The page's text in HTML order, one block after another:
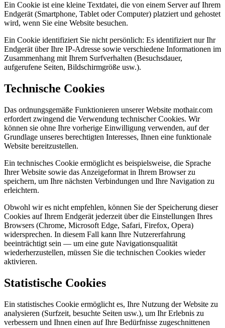
Ein Cookie ist eine kleine Textdatei, die von einem Server auf Ihrem
Endgerät (Smartphone, Tablet oder Computer) platziert und gehostet
wird, wenn Sie eine Website besuchen.
Ein Cookie identifiziert Sie nicht persönlich: Es identifiziert nur Ihr
Endgerät über Ihre IP-Adresse sowie verschiedene Informationen im
Zusammenhang mit Ihrem Surfverhalten (Besuchsdauer,
aufgerufene Seiten, Bildschirmgröße usw.).
Technische Cookies
Das ordnungsgemäße Funktionieren unserer Website mothair.com
erfordert zwingend die Verwendung technischer Cookies. Wir
können sie ohne Ihre vorherige Einwilligung verwenden, auf der
Grundlage unseres berechtigten Interesses, Ihnen eine funktionale
Website bereitzustellen.
Ein technisches Cookie ermöglicht es beispielsweise, die Sprache
Ihrer Website sowie das Anzeigeformat in Ihrem Browser zu
speichern, um Ihre nächsten Verbindungen und Ihre Navigation zu
erleichtern.
Obwohl wir es nicht empfehlen, können Sie der Speicherung dieser
Cookies auf Ihrem Endgerät jederzeit über die Einstellungen Ihres
Browsers (Chrome, Microsoft Edge, Safari, Firefox, Opera)
widersprechen. In diesem Fall kann Ihre Nutzererfahrung
beeinträchtigt sein — um eine gute Navigationsqualität
wiederherzustellen, müssen Sie die technischen Cookies wieder
aktivieren.
Statistische Cookies
Ein statistisches Cookie ermöglicht es, Ihre Nutzung der Website zu
analysieren (Surfzeit, besuchte Seiten usw.), um Ihr Erlebnis zu
verbessern und Ihnen einen auf Ihre Bedürfnisse zugeschnittenen